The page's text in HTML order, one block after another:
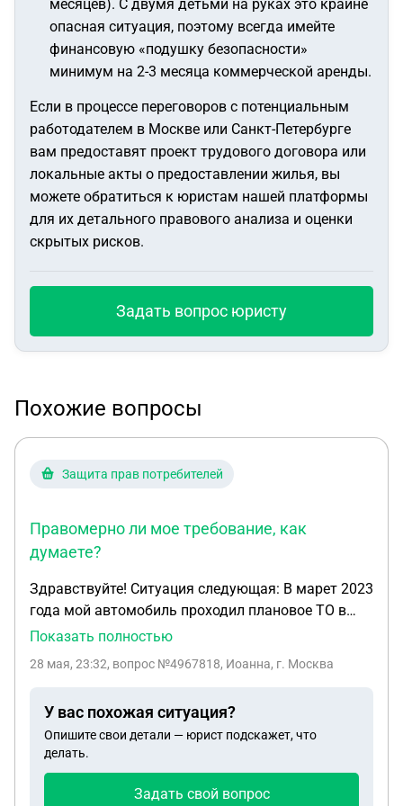
месяцев). С двумя детьми на руках это крайне
опасная ситуация, поэтому всегда имейте
финансовую «подушку безопасности»
минимум на 2-3 месяца коммерческой аренды.
Если в процессе переговоров с потенциальным
работодателем в Москве или Санкт-Петербурге
вам предоставят проект трудового договора или
локальные акты о предоставлении жилья, вы
можете обратиться к юристам нашей платформы
для их детального правового анализа и оценки
скрытых рисков.
Задать вопрос юристу
Похожие вопросы
Защита прав потребителей
Правомерно ли мое требование, как
думаете?
Здравствуйте! Ситуация следующая: В марет 2023
года мой автомобиль проходил плановое ТО в
сервисе официального дилера. Был заменен
Прошло более 2х лет... и случился обрыв ремня
Требуется серьезный ремонт. И тут, заглянув в
книгу от производителя, вижу, что данный ремень
должен меняться 1 раз в 135 тысяч километров
Показать полностью
28 мая, 23:32, вопрос №4967818, Иоанна, г. Москва
У вас похожая ситуация?
Опишите свои детали — юрист подскажет, что
делать.
Задать свой вопрос